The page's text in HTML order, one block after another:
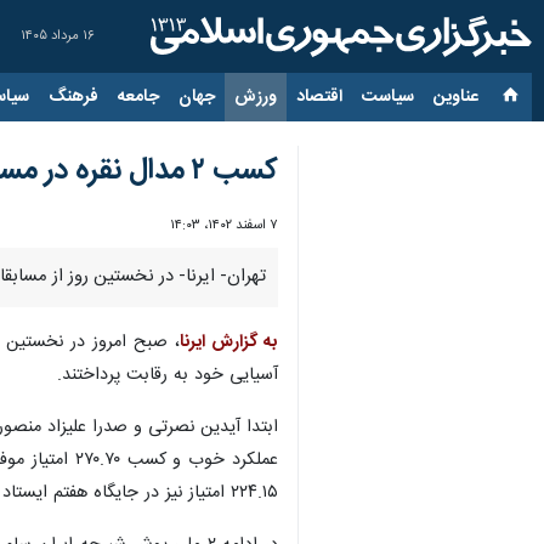
۱۶ مرداد ۱۴۰۵
عناوین‌ سیاست اقتصاد ورزش جهان جامعه فرهنگ
کسب ۲ مدال نقره در مسابقات شیرجه قهرمانی آسیا توسط ملی‌پوشان ایران
۷ اسفند ۱۴۰۲، ۱۴:۰۳